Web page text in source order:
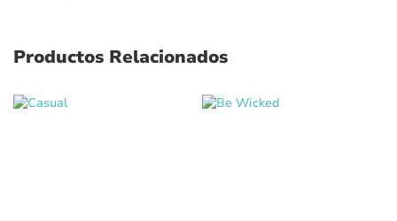
Productos Relacionados